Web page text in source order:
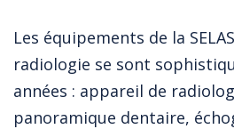
Les équipements de la
radiologie se sont
années : appareil de
panoramique dentaire,